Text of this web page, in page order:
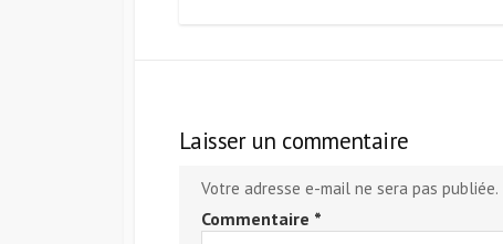
Laisser un commentaire
Votre adresse e-mail ne sera pas publiée.
Commentaire *